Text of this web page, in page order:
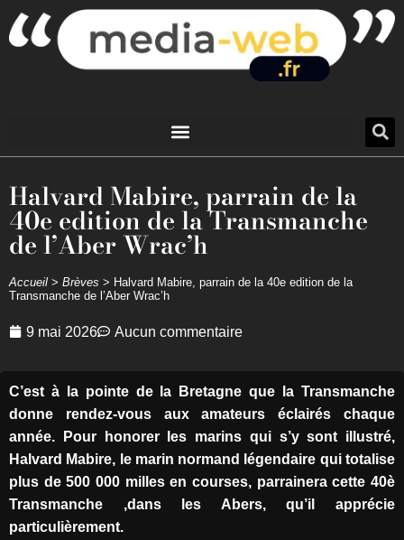
Halvard Mabire, parrain de la
40e edition de la Transmanche
de l’Aber Wrac’h
Accueil > Brèves > Halvard Mabire, parrain de la 40e edition de la
Transmanche de l’Aber Wrac’h
9 mai 2026 Aucun commentaire
C’est à la pointe de la Bretagne que la Transmanche
donne rendez-vous aux amateurs éclairés chaque
année. Pour honorer les marins qui s’y sont illustré,
Halvard Mabire, le marin normand légendaire qui totalise
plus de 500 000 milles en courses, parrainera cette 40è
Transmanche ,dans les Abers, qu’il apprécie
particulièrement.